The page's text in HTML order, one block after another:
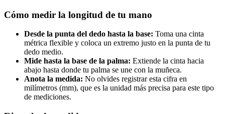
Cómo medir la longitud de tu mano
Desde la punta del dedo hasta la base: Toma una cinta
métrica flexible y coloca un extremo justo en la punta de tu
dedo medio.
Mide hasta la base de la palma: Extiende la cinta hacia
abajo hasta donde tu palma se une con la muñeca.
Anota la medida: No olvides registrar esta cifra en
milímetros (mm), que es la unidad más precisa para este tipo
de mediciones.